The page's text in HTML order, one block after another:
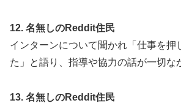
12. 名無しのReddit住民
インターンについて聞かれ「仕事を押
た」と語り、指導や協力の話が一切な
13. 名無しのReddit住民